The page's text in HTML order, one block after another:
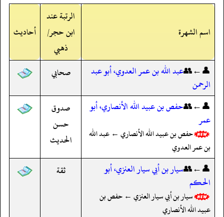
اسم الشهرة
الرتبة عند
ابن حجر/
ذهبي
أحاديث
👤←👥عبد الله بن عمر العدوي، أبو عبد
الرحمن
صحابي
👤←👥حفص بن عبيد الله الأنصاري، أبو
عمر
حفص بن عبيد الله الأنصاري ← عبد الله
بن عمر العدوي
صدوق
حسن
الحديث
👤←👥سيار بن أبي سيار العنزي، أبو
الحكم
سيار بن أبي سيار العنزي ← حفص بن
عبيد الله الأنصاري
ثقة